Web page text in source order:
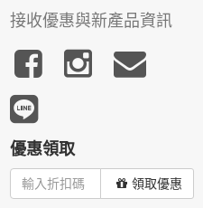
接收優惠與新產品資訊
優惠領取
領取優惠